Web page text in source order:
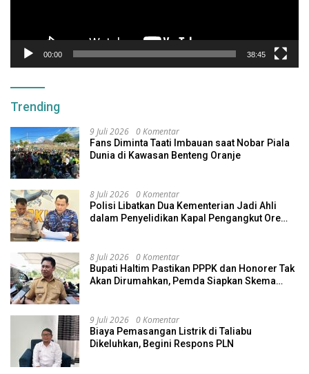
00:00 38:45
Trending
9 Juli 2026 0 Komentar
Fans Diminta Taati Imbauan saat Nobar Piala
Dunia di Kawasan Benteng Oranje
8 Juli 2026 0 Komentar
Polisi Libatkan Dua Kementerian Jadi Ahli
dalam Penyelidikan Kapal Pengangkut Ore
8 Juli 2026 0 Komentar
Bupati Haltim Pastikan PPPK dan Honorer Tak
Akan Dirumahkan, Pemda Siapkan Skema
9 Juli 2026 0 Komentar
Biaya Pemasangan Listrik di Taliabu
Dikeluhkan, Begini Respons PLN